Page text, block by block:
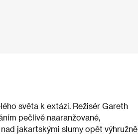
světa k extázi. Režisér Gareth
pečlivě naaranžované,
jakartskými slumy opět výhružně